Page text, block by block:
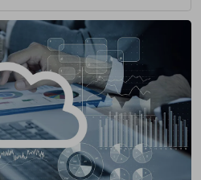
題を
ト
紹介し、
！